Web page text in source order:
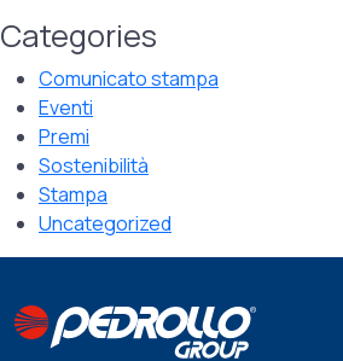
Categories
Comunicato stampa
Eventi
Premi
Sostenibilità
Stampa
Uncategorized